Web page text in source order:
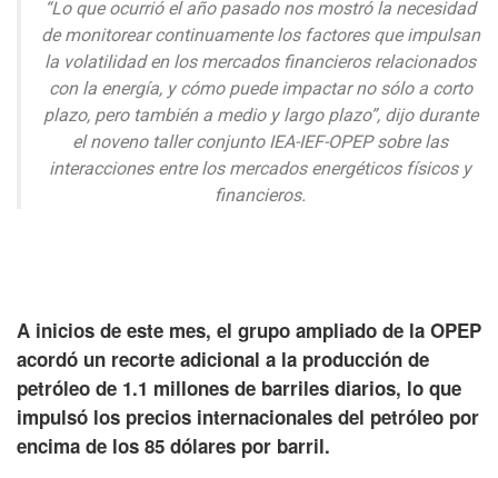
“Lo que ocurrió el año pasado nos mostró la necesidad
de monitorear continuamente los factores que impulsan
la volatilidad en los mercados financieros relacionados
con la energía, y cómo puede impactar no sólo a corto
plazo, pero también a medio y largo plazo”, dijo durante
el noveno taller conjunto IEA-IEF-OPEP sobre las
interacciones entre los mercados energéticos físicos y
financieros.
A inicios de este mes, el grupo ampliado de la OPEP
acordó un recorte adicional a la producción de
petróleo de 1.1 millones de barriles diarios, lo que
impulsó los precios internacionales del petróleo por
encima de los 85 dólares por barril.